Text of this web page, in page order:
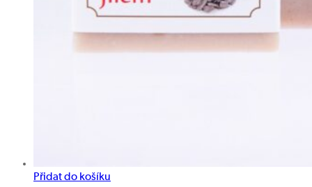
Přidat do košíku